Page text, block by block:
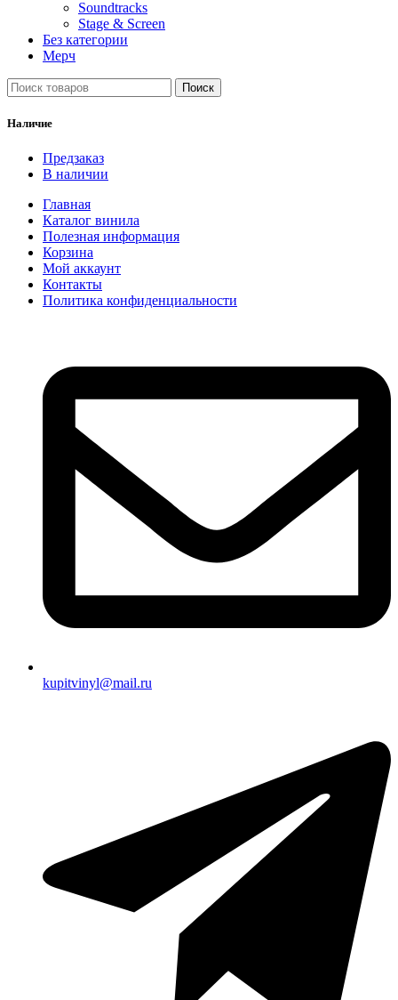
Soundtracks
Stage & Screen
Без категории
Мерч
Поиск
Наличие
Предзаказ
В наличии
Главная
Каталог винила
Полезная информация
Корзина
Мой аккаунт
Контакты
Политика конфиденциальности
kupitvinyl@mail.ru